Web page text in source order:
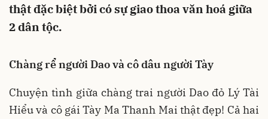
thật đặc biệt bởi có sự giao thoa văn hoá giữa
2 dân tộc.
Chàng rể người Dao và cô dâu người Tày
Chuyện tình giữa chàng trai người Dao đỏ Lý Tài
Hiểu và cô gái Tày Ma Thanh Mai thật đẹp! Cả hai